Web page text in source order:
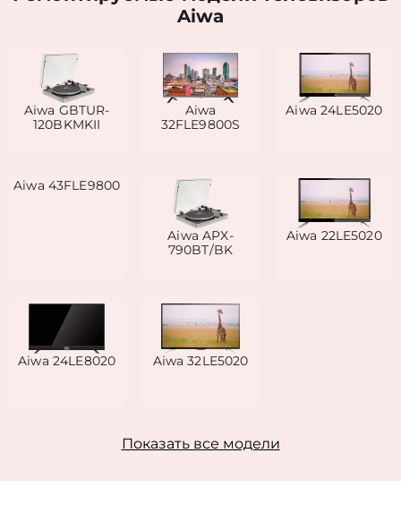
Aiwa
Aiwa GBTUR-
120BKMKII
Aiwa
32FLE9800S
Aiwa 24LE5020
Aiwa 43FLE9800
Aiwa APX-
790BT/BK
Aiwa 22LE5020
Aiwa 24LE8020 Aiwa 32LE5020
Показать все модели